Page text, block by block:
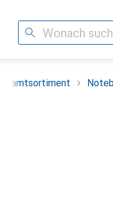
Suche
Gesamtsortiment